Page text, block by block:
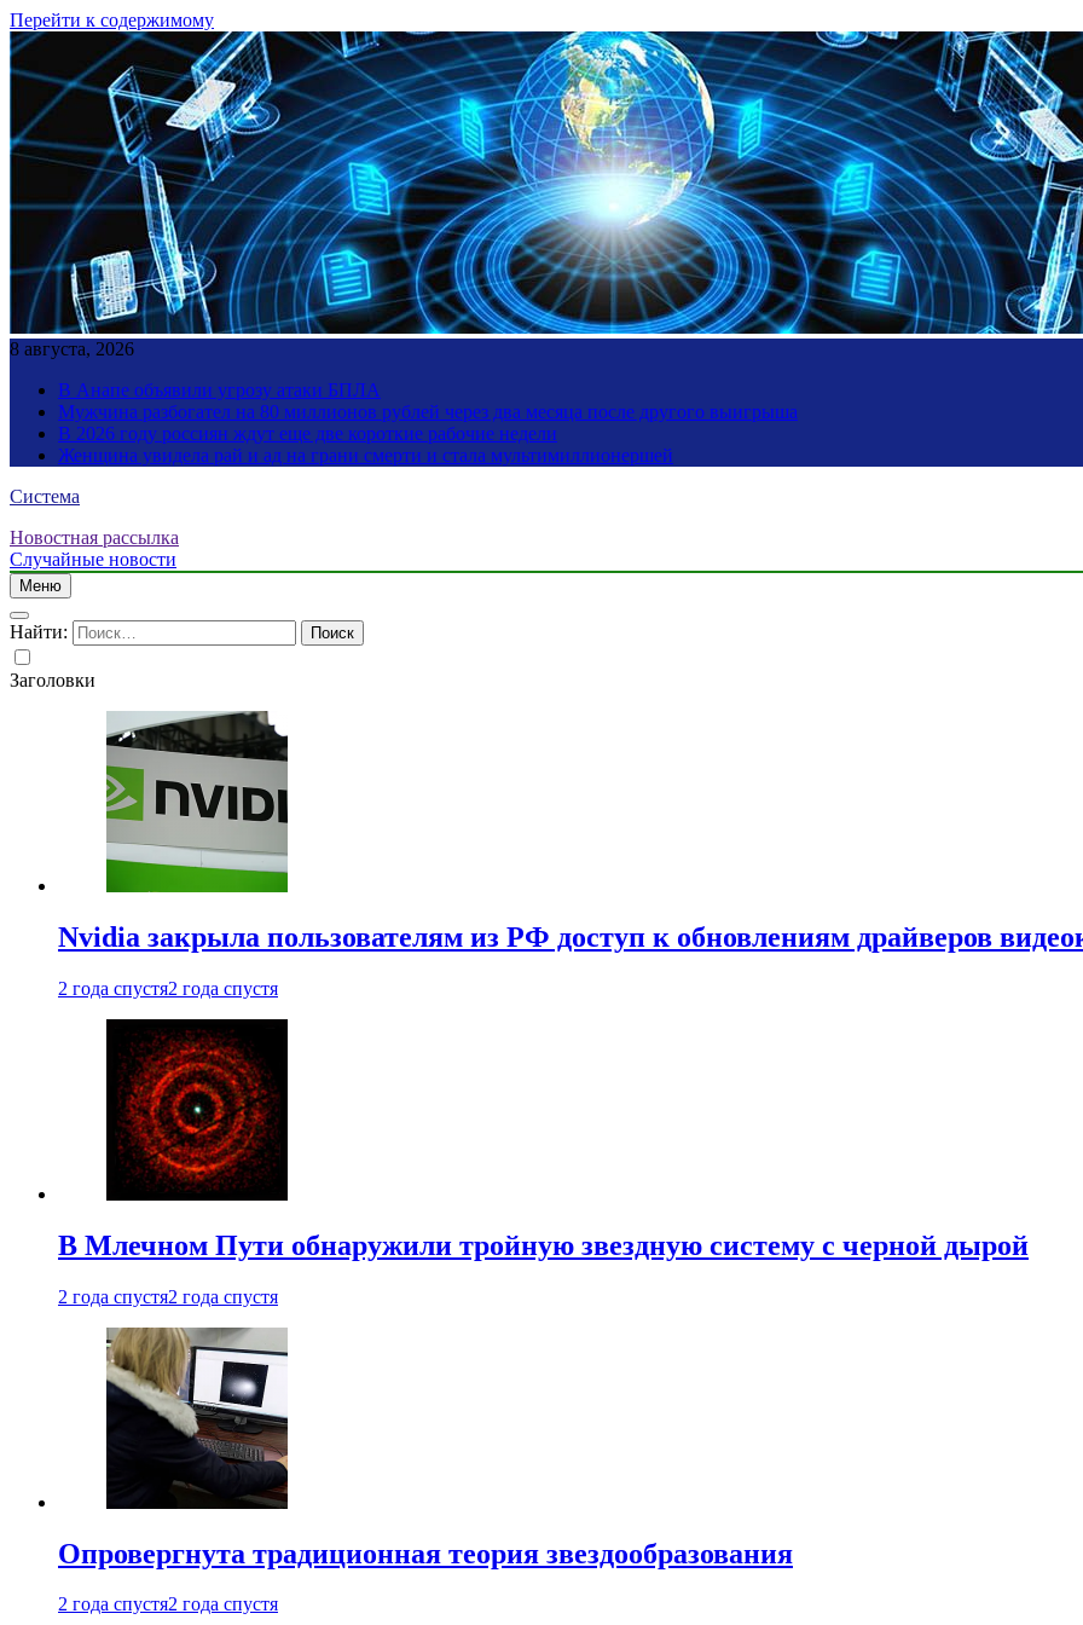
Перейти к содержимому
8 августа, 2026
В Анапе объявили угрозу атаки БПЛА
Мужчина разбогател на 80 миллионов рублей через два месяца после другого выигрыша
В 2026 году россиян ждут еще две короткие рабочие недели
Женщина увидела рай и ад на грани смерти и стала мультимиллионершей
Система
Новостная рассылка
Случайные новости
Меню
Найти:
Заголовки
Nvidia закрыла пользователям из РФ доступ к обновлениям драйверов
2 года спустя2 года спустя
В Млечном Пути обнаружили тройную звездную систему с черной дырой
2 года спустя2 года спустя
Опровергнута традиционная теория звездообразования
2 года спустя2 года спустя